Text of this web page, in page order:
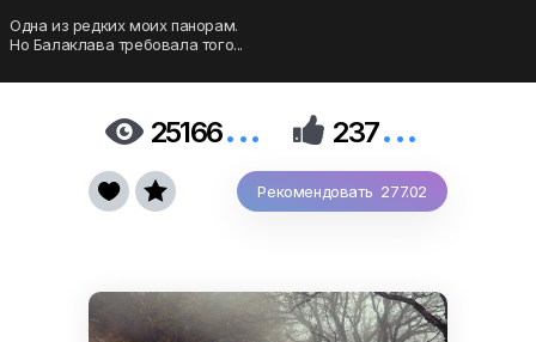
Одна из редких моих панорам.
Но Балаклава требовала того...
 25166...  237...
Рекомендовать 277.02
 